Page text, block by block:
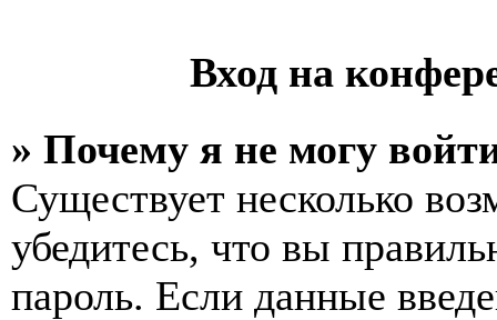
Вход на
» Почему я не могу
Существует несколько
убедитесь, что вы
пароль. Если данные